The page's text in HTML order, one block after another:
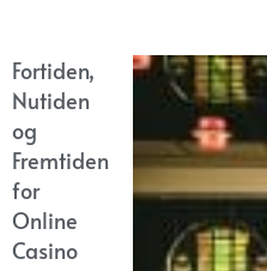
Fortiden,
Nutiden
og
Fremtiden
for
Online
Casino